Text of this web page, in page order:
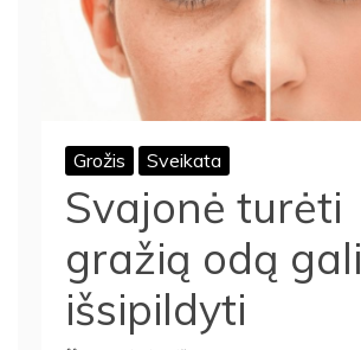
Grožis Sveikata
Svajonė turėti
gražią odą gali
išsipildyti